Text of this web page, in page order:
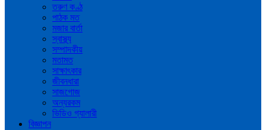
তরুণ কণ্ঠ
পাঠক মত
মজার বার্তা
স্বাস্থ্য
সম্পাদকীয়
মতামত
সাক্ষাৎকার
জীবনধারা
সাজগোজ
অন্যরকম
ভিডিও গ্যালারী
বিজ্ঞাপন